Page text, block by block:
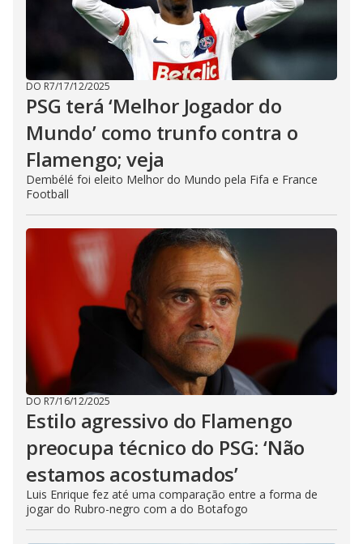
DO R7/17/12/2025
PSG terá ‘Melhor Jogador do
Mundo’ como trunfo contra o
Flamengo; veja
Dembélé foi eleito Melhor do Mundo pela Fifa e France
Football
DO R7/16/12/2025
Estilo agressivo do Flamengo
preocupa técnico do PSG: ‘Não
estamos acostumados’
Luis Enrique fez até uma comparação entre a forma de
jogar do Rubro-negro com a do Botafogo